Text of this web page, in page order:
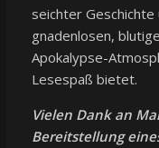
seichter
gnadenlosen,
Apokalypse-
Lesespaß bietet.
Vielen Dank an
Bereitstellung